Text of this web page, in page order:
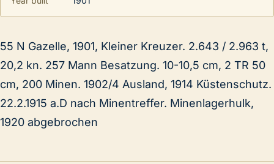
55 N Gazelle, 1901, Kleiner Kreuzer. 2.643 / 2.963 t,
20,2 kn. 257 Mann Besatzung. 10-10,5 cm, 2 TR 50
cm, 200 Minen. 1902/4 Ausland, 1914 Küstenschutz.
22.2.1915 a.D nach Minentreffer. Minenlagerhulk,
1920 abgebrochen